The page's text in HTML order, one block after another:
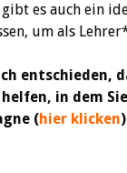
es auch ein
um als
entschieden,
in dem
(hier klicken